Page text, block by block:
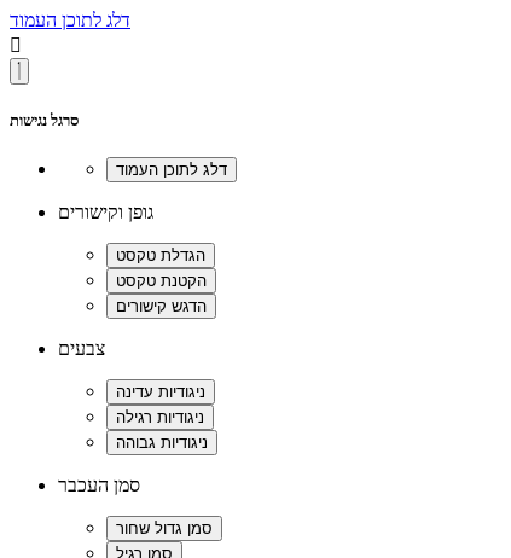
דלג לתוכן העמוד

סרגל נגישות
גופן וקישורים
צבעים
סמן העכבר